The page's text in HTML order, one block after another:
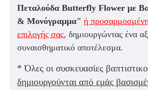
Πεταλούδα Butterfly Flower με
& Μονόγραμμα" ή
επιλογής σας, δημιουργώντας ένα
συναισθηματικό αποτέλεσμα.
* Όλες οι συσκευασίες
δημιουργούνται από εμάς